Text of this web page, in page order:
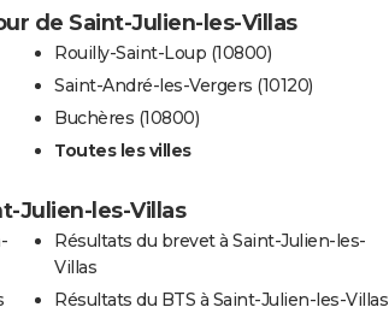
de Saint-Julien-les-Villas
Rouilly-Saint-Loup (10800)
Saint-André-les-Vergers (10120)
Buchères (10800)
Toutes les villes
Julien-les-Villas
Résultats du brevet à Saint-Julien-les-
Villas
Résultats du BTS à Saint-Julien-les-Villas